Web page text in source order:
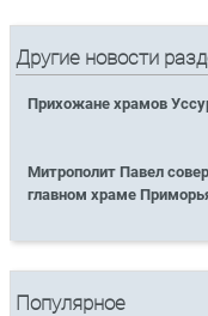
Другие новости
Прихожане храмов
Митрополит Павел
главном храме
Популярное